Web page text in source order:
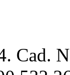
Cad.